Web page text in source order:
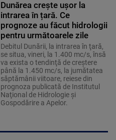
Dunărea crește ușor la
intrarea în țară. Ce
prognoze au făcut hidrologii
pentru următoarele zile
Debitul Dunării, la intrarea în ţară,
se situa, vineri, la 1.400 mc/s, însă
va exista o tendinţă de creştere
până la 1.450 mc/s, la jumătatea
săptămânii viitoare, reiese din
prognoza publicată de Institutul
Naţional de Hidrologie şi
Gospodărire a Apelor.